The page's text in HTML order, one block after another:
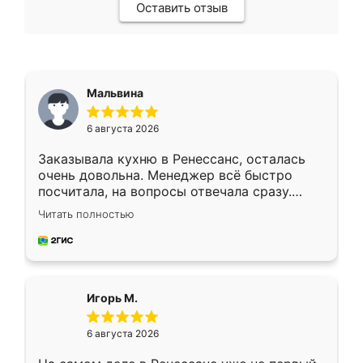
Оставить отзыв
Мальвина
6 августа 2026
Заказывала кухню в Ренессанс, осталась
очень довольна. Менеджер всё быстро
посчитала, на вопросы отвечала сразу.
Замерщик приехал в субботу, подошёл к
делу со всей ответственностью. Собрали
за день, ребята работали аккуратно, даже
Читать полностью
Игорь М.
6 августа 2026